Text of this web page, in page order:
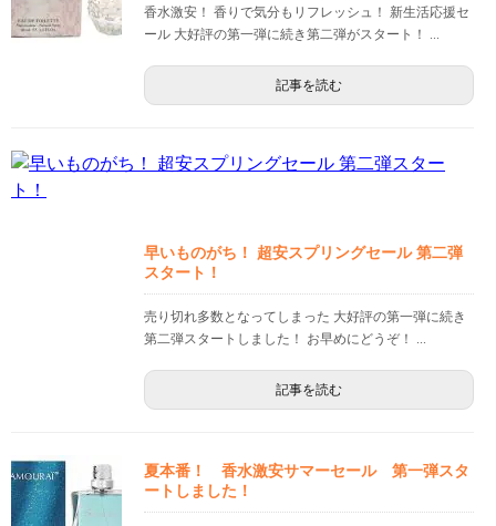
香水激安！ 香りで気分もリフレッシュ！ 新生活応援セ
ール 大好評の第一弾に続き第二弾がスタート！ ...
記事を読む
早いものがち！ 超安スプリングセール 第二弾
スタート！
売り切れ多数となってしまった 大好評の第一弾に続き
第二弾スタートしました！ お早めにどうぞ！ ...
記事を読む
夏本番！ 香水激安サマーセール 第一弾スタ
ートしました！